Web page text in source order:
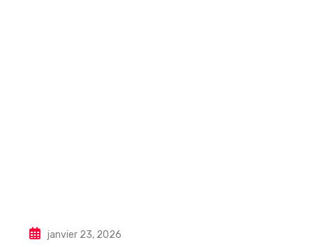
janvier 23, 2026